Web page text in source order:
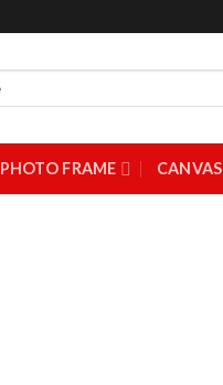
PHOTO FRAME